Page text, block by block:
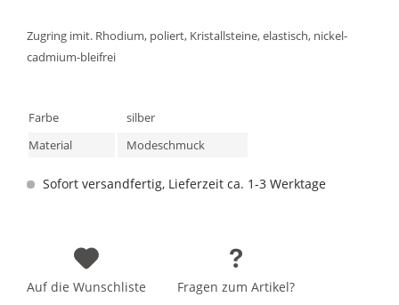
Zugring imit. Rhodium, poliert, Kristallsteine, elastisch, nickel-
cadmium-bleifrei
Farbe
silber
Material
Modeschmuck
Sofort versandfertig, Lieferzeit ca. 1-3 Werktage
Auf die Wunschliste Fragen zum Artikel?